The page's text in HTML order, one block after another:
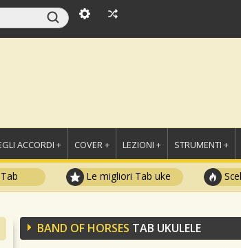
ACCORDI + COVER + LEZIONI + STRUMENTI +
Le migliori Tab uke
BAND OF HORSES TAB UKULELE